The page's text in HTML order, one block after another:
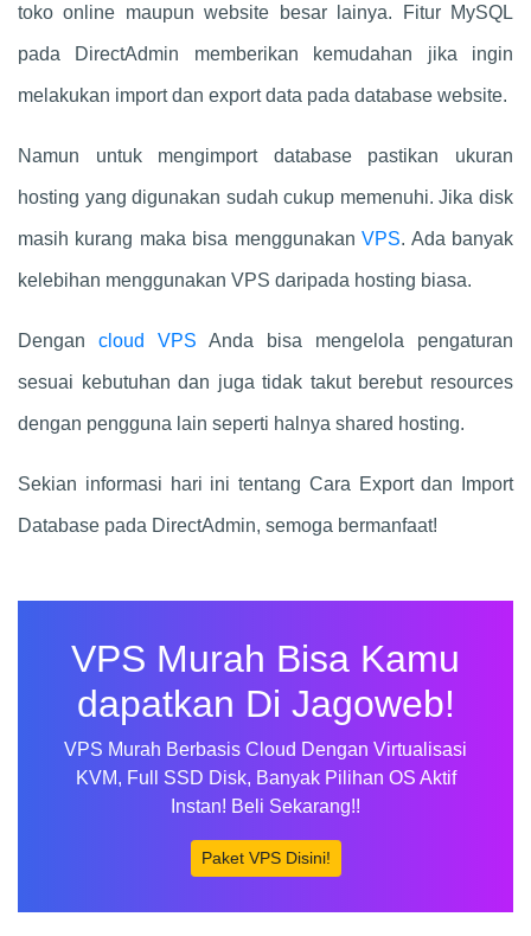
toko online maupun website besar lainya. Fitur MySQL
pada DirectAdmin memberikan kemudahan jika ingin
melakukan import dan export data pada database website.
Namun untuk mengimport database pastikan ukuran
hosting yang digunakan sudah cukup memenuhi. Jika disk
masih kurang maka bisa menggunakan VPS. Ada banyak
kelebihan menggunakan VPS daripada hosting biasa.
Dengan cloud VPS Anda bisa mengelola pengaturan
sesuai kebutuhan dan juga tidak takut berebut resources
dengan pengguna lain seperti halnya shared hosting.
Sekian informasi hari ini tentang Cara Export dan Import
Database pada DirectAdmin, semoga bermanfaat!
VPS Murah Bisa Kamu
dapatkan Di Jagoweb!
VPS Murah Berbasis Cloud Dengan Virtualisasi
KVM, Full SSD Disk, Banyak Pilihan OS Aktif
Instan! Beli Sekarang!!
Paket VPS Disini!